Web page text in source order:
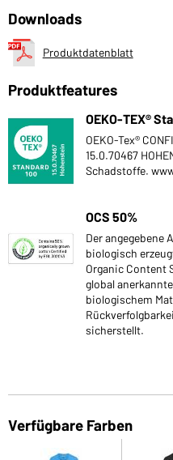
Downloads
Produktdatenblatt
Produktfeatures
OEKO-TEX®
OEKO-Tex®
15.0.70467
Schadstoffe.
OCS 50%
Der angegebene
biologisch
Organic Content
global
biologischem
sicherstellt.
Verfügbare Farben